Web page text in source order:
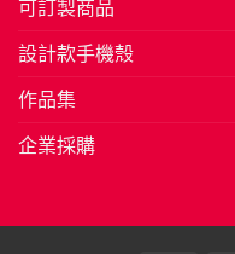
可訂製商品
設計款手機殼
作品集
企業採購